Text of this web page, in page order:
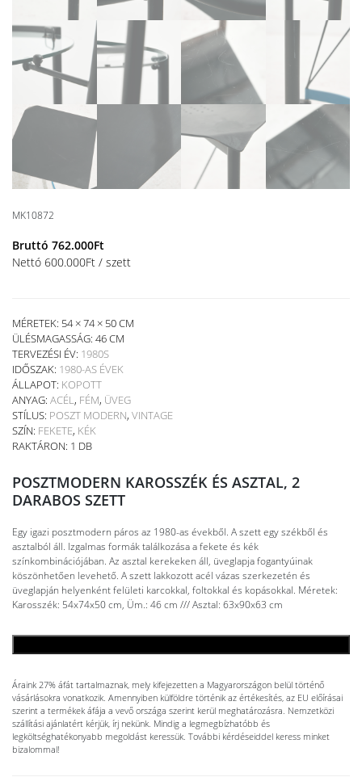
MK10872
Bruttó 762.000Ft
Nettó 600.000Ft / szett
MÉRETEK: 54 × 74 × 50 CM
ÜLÉSMAGASSÁG: 46 CM
TERVEZÉSI ÉV: 1980S
IDŐSZAK: 1980-AS ÉVEK
ÁLLAPOT: KOPOTT
ANYAG: ACÉL, FÉM, ÜVEG
STÍLUS: POSZT MODERN, VINTAGE
SZÍN: FEKETE, KÉK
RAKTÁRON: 1 DB
POSZTMODERN KAROSSZÉK ÉS ASZTAL, 2
DARABOS SZETT
Egy igazi posztmodern páros az 1980-as évekből. A szett egy székből és
asztalból áll. Izgalmas formák találkozása a fekete és kék
színkombinációjában. Az asztal kerekeken áll, üveglapja fogantyúinak
köszönhetően levehető. A szett lakkozott acél vázas szerkezetén és
üveglapján helyenként felületi karcokkal, foltokkal és kopásokkal. Méretek:
Karosszék: 54x74x50 cm, Üm.: 46 cm /// Asztal: 63x90x63 cm
Áraink 27% áfát tartalmaznak, mely kifejezetten a Magyarországon belül történő
vásárlásokra vonatkozik. Amennyiben külföldre történik az értékesítés, az EU előírásai
szerint a termékek áfája a vevő országa szerint kerül meghatározásra. Nemzetközi
szállítási ajánlatért kérjük, írj nekünk. Mindig a legmegbízhatóbb és
legköltséghatékonyabb megoldást keressük. További kérdéseiddel keress minket
bizalommal!